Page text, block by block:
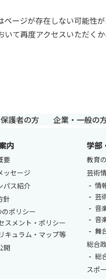
ージが存在しない可能性が
て再度アクセスいただく
保護者の方 企業・一般の
内
要
ッセージ
パス紹介
針
のポリシー
スメント・ポリシー
キュラム・マップ等
開
学部
教育
芸術
情
芸
音
音
舞
総合
総
スポ